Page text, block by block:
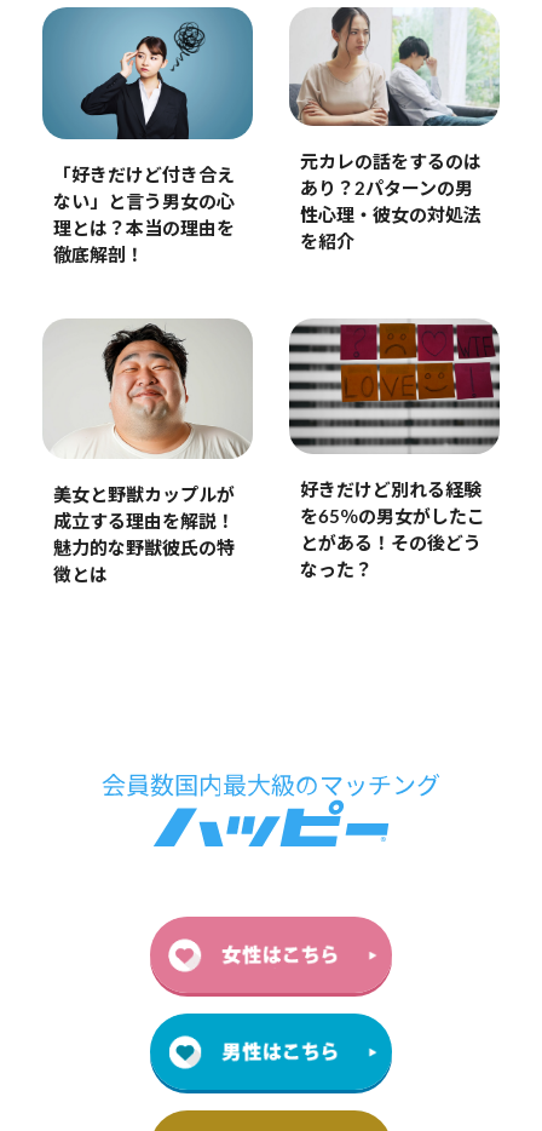
「好きだけど付き合え
ない」と言う男女の心
理とは？本当の理由を
徹底解剖！
元カレの話をするのは
あり？2パターンの男
性心理・彼女の対処法
を紹介
美女と野獣カップルが
成立する理由を解説！
魅力的な野獣彼氏の特
徴とは
好きだけど別れる経験
を65％の男女がしたこ
とがある！その後どう
なった？